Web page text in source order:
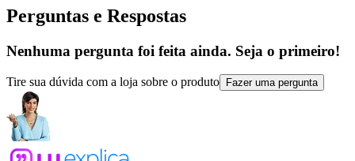
Perguntas e Respostas
Nenhuma pergunta foi feita ainda. Seja o primeiro!
Tire sua dúvida com a loja sobre o produto Fazer uma pergunta